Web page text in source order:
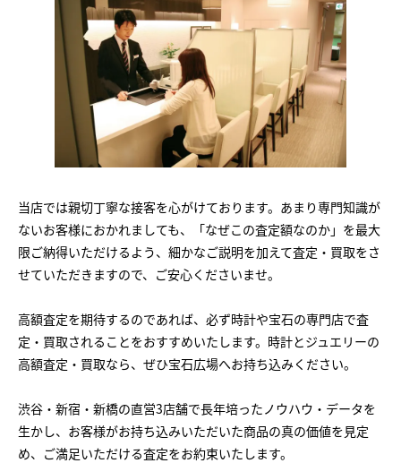
当店では親切丁寧な接客を心がけております。あまり専門知識が
ないお客様におかれましても、「なぜこの査定額なのか」を最大
限ご納得いただけるよう、細かなご説明を加えて査定・買取をさ
せていただきますので、ご安心くださいませ。
高額査定を期待するのであれば、必ず時計や宝石の専門店で査
定・買取されることをおすすめいたします。時計とジュエリーの
高額査定・買取なら、ぜひ宝石広場へお持ち込みください。
渋谷・新宿・新橋の直営3店舗で長年培ったノウハウ・データを
生かし、お客様がお持ち込みいただいた商品の真の価値を見定
め、ご満足いただける査定をお約束いたします。